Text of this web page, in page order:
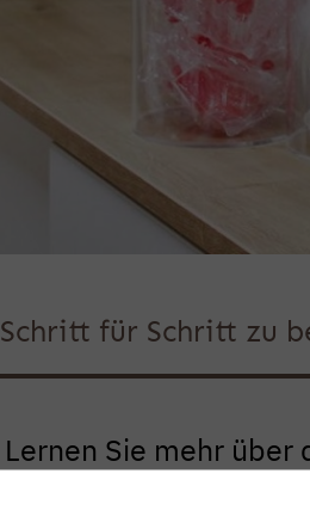
Schritt für Schritt zu
Lernen Sie mehr über